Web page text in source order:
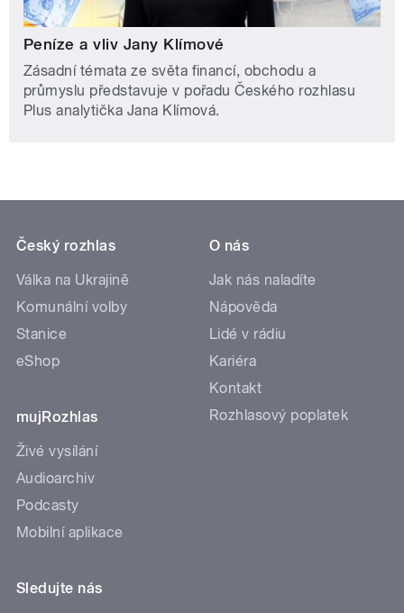
Peníze a vliv Jany Klímové
Zásadní témata ze světa financí, obchodu a
průmyslu představuje v pořadu Českého rozhlasu
Plus analytička Jana Klímová.
Český rozhlas
Válka na Ukrajině
Komunální volby
Stanice
eShop
mujRozhlas
Živé vysílání
Audioarchiv
Podcasty
Mobilní aplikace
O nás
Jak nás naladíte
Nápověda
Lidé v rádiu
Kariéra
Kontakt
Rozhlasový poplatek
Sledujte nás